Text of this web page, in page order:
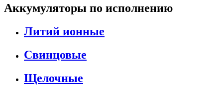
Аккумуляторы по исполнению
Литий ионные
Свинцовые
Щелочные